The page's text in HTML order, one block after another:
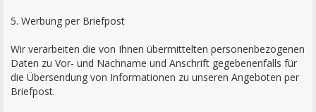
5. Werbung per Briefpost
Wir verarbeiten die von Ihnen übermittelten personenbezogenen
Daten zu Vor- und Nachname und Anschrift gegebenenfalls für
die Übersendung von Informationen zu unseren Angeboten per
Briefpost.